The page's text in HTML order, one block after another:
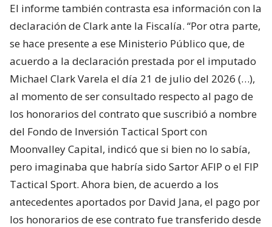
El informe también contrasta esa información con la
declaración de Clark ante la Fiscalía. “Por otra parte,
se hace presente a ese Ministerio Público que, de
acuerdo a la declaración prestada por el imputado
Michael Clark Varela el día 21 de julio del 2026 (…),
al momento de ser consultado respecto al pago de
los honorarios del contrato que suscribió a nombre
del Fondo de Inversión Tactical Sport con
Moonvalley Capital, indicó que si bien no lo sabía,
pero imaginaba que habría sido Sartor AFIP o el FIP
Tactical Sport. Ahora bien, de acuerdo a los
antecedentes aportados por David Jana, el pago por
los honorarios de ese contrato fue transferido desde